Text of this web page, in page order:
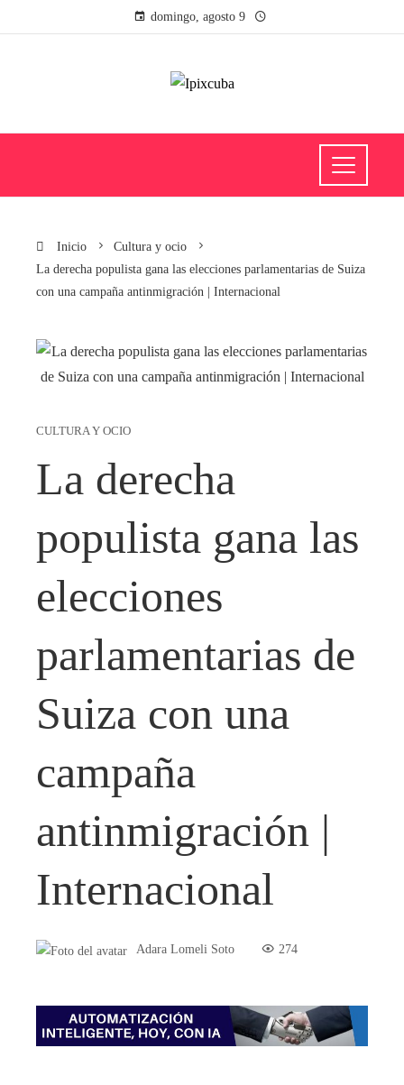
domingo, agosto 9
Inicio
Cultura y ocio
La derecha populista gana las elecciones parlamentarias de Suiza
con una campaña antinmigración | Internacional
CULTURA Y OCIO
La derecha
populista gana las
elecciones
parlamentarias de
Suiza con una
campaña
antinmigración |
Internacional
Adara Lomeli Soto 274